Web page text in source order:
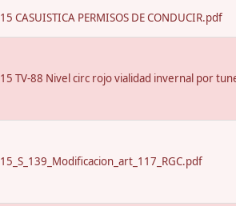
15 CASUISTICA PERMISOS DE CONDUCIR.pdf
15 TV-88 Nivel circ rojo vialidad invernal por
15_S_139_Modificacion_art_117_RGC.pdf